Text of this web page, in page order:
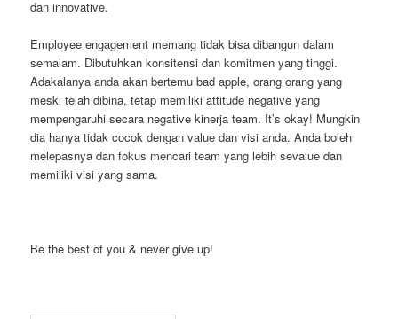
dan innovative.
Employee engagement memang tidak bisa dibangun dalam
semalam. Dibutuhkan konsitensi dan komitmen yang tinggi.
Adakalanya anda akan bertemu bad apple, orang orang yang
meski telah dibina, tetap memiliki attitude negative yang
mempengaruhi secara negative kinerja team. It’s okay! Mungkin
dia hanya tidak cocok dengan value dan visi anda. Anda boleh
melepasnya dan fokus mencari team yang lebih sevalue dan
memiliki visi yang sama.
Be the best of you & never give up!